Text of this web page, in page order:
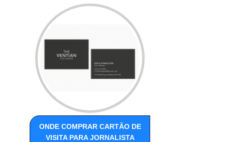
ONDE COMPRAR CARTÃO DE
VISITA PARA JORNALISTA